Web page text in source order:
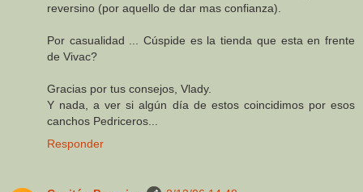
reversino (por aquello de dar mas confianza).
Por casualidad ... Cúspide es la tienda que esta en frente
de Vivac?
Gracias por tus consejos, Vlady.
Y nada, a ver si algún día de estos coincidimos por esos
canchos Pedriceros...
Responder